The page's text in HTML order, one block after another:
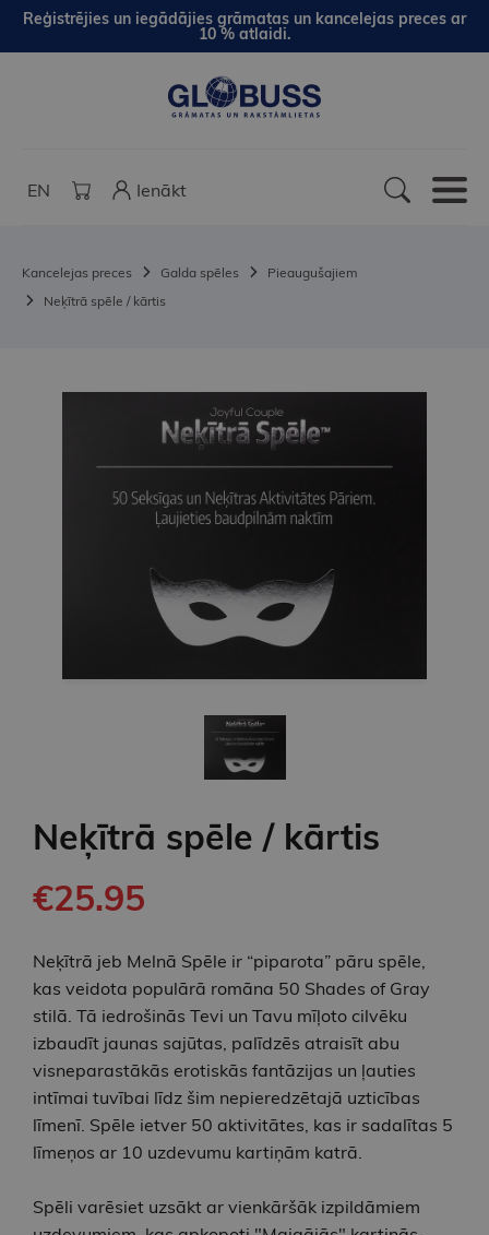
Reģistrējies un iegādājies grāmatas un kancelejas preces ar
10 % atlaidi.
EN Ienākt
Kancelejas preces Galda spēles
Pieaugušajiem
Neķītrā spēle / kārtis
Neķītrā spēle / kārtis
€25.95
Neķītrā jeb Melnā Spēle ir “piparota” pāru spēle,
kas veidota populārā romāna 50 Shades of Gray
stilā. Tā iedrošinās Tevi un Tavu mīļoto cilvēku
izbaudīt jaunas sajūtas, palīdzēs atraisīt abu
visneparastākās erotiskās fantāzijas un ļauties
intīmai tuvībai līdz šim nepieredzētajā uzticības
līmenī. Spēle ietver 50 aktivitātes, kas ir sadalītas 5
līmeņos ar 10 uzdevumu kartiņām katrā.
Spēli varēsiet uzsākt ar vienkāršāk izpildāmiem